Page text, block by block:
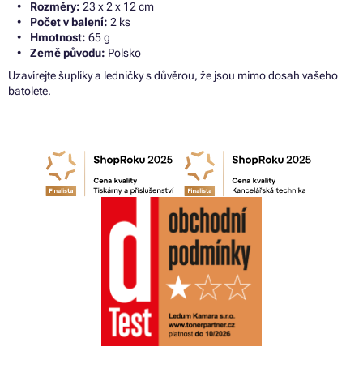
Rozměry: 23 x 2 x 12 cm
Počet v balení: 2 ks
Hmotnost: 65 g
Země původu: Polsko
Uzavírejte šuplíky a ledničky s důvěrou, že jsou mimo dosah vašeho
batolete.